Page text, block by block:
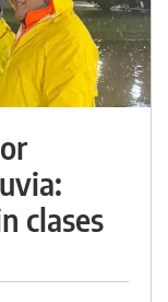
clases